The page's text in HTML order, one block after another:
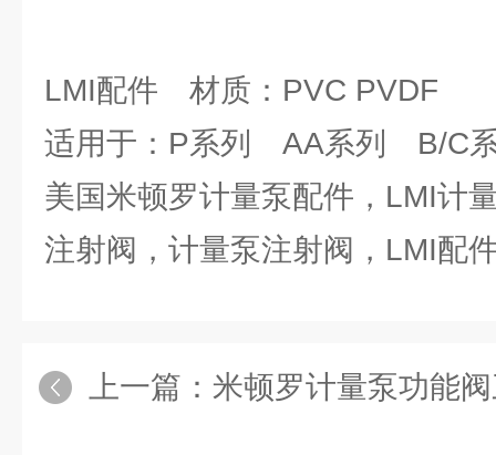
LMI配件 材质：PVC PVDF
适用于：P系列 AA系列 B/C
美国米顿罗计量泵配件，LMI计
注射阀，计量泵注射阀，LMI配
上一篇： 米顿罗计量泵功能阀